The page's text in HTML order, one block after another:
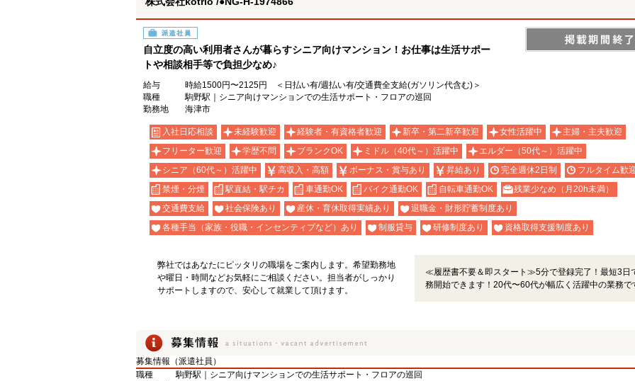
派遣社員
自立度の高い利用者さんが暮らすシニア向けマンション！お仕事は生活サポー
トや相談相手等で負担少なめ♪
給与
時給1500円〜2125円 ＜日払い有/週払い有/交通費全支給(ガソリン代含む)＞
職種
駒野駅｜シニア向けマンションでの生活サポート・フロアの巡回
勤務地
海津市
入社日応相談 未経験歓迎 経験者・有資格者歓迎 新卒・第二新卒歓迎 女性活躍中
主婦・主夫歓迎
フリーター歓迎
学歴不問 ブランクOK ミドル（40代～）活躍中
エルダー（50代～）活躍中
シニア（60代～）活躍中
高収入・高額 ボーナス・賞与あり 昇給あり 完全週休2日制
フルタイム歓
禁煙・分煙
駅直結・駅チカ 車通勤OK バイク通勤OK 自転車通勤OK
残業少なめ（月20h未満）
交通費支給
社会保険あり 産休・育休取得実績あり
退職金・財形貯蓄制度あり
各種手当（家族・役職・インセンティブなど）あり
制服貸与 研修制度あり 資格取得支援制度あり
弊社ではあなたにピッタリの職場をご案内します。希望勤務地
や曜日・時間などお気軽にご相談ください。担当者がしっかり
サポートしますので、安心して就業して頂けます。
≪履歴書不要＆即スタート≫5分で登録完了！最短3日
務開始できます！20代〜60代が幅広く活躍中の業務で
募集情報（派遣社員）
職種
駒野駅｜シニア向けマンションでの生活サポート・フロアの巡回